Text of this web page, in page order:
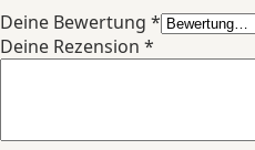
Deine Bewertung *
Deine Rezension *